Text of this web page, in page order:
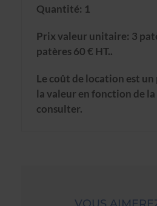
Quantité: 1
Prix valeur unitaire: 3
patères 60 € HT..
Le coût de location est
la valeur en fonction de
consulter.
VOUS